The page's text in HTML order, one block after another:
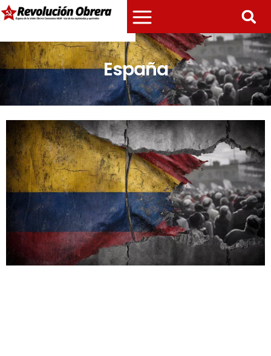
España